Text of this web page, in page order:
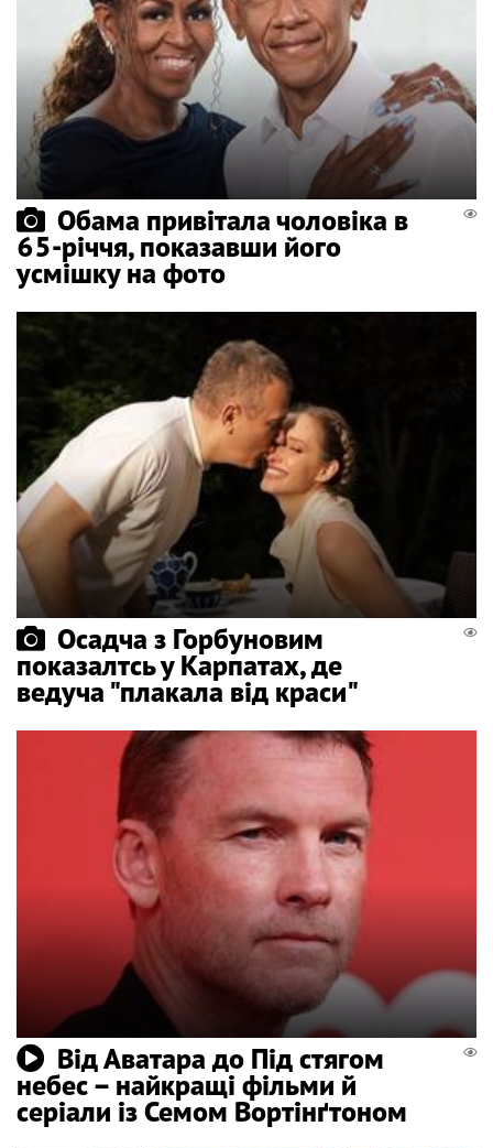
Обама привітала чоловіка в
65-річчя, показавши його
усмішку на фото
Осадча з Горбуновим
показалтсь у Карпатах, де
ведуча "плакала від краси"
Від Аватара до Під стягом
небес – найкращі фільми й
серіали із Семом Вортінґтоном